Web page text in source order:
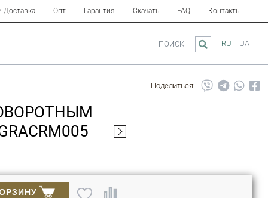
Доставка Опт Гарантия Скачать FAQ Контакты
RU UA
ПОИСК
Поделиться: